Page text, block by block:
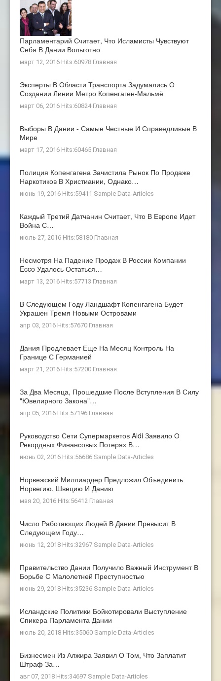
Парламентарий Считает, Что Исламисты Чувствуют
Себя В Дании Вольготно
март 12, 2016 Hits:60978 Главная
Эксперты В Области Транспорта Задумались О
Создании Линии Метро Копенгаген-Мальмё
март 06, 2016 Hits:60824 Главная
Выборы В Дании - Самые Честные И Справедливые В
Мире
март 17, 2016 Hits:60465 Главная
Полиция Копенгагена Зачистила Рынок По Продаже
Наркотиков В Христиании, Однако…
июнь 19, 2016 Hits:59411 Sample Data-Articles
Каждый Третий Датчанин Считает, Что В Европе Идет
Война С…
июль 27, 2016 Hits:58180 Главная
Несмотря На Падение Продаж В России Компании
Ecco Удалось Остаться…
март 13, 2016 Hits:57713 Главная
В Следующем Году Ландшафт Копенгагена Будет
Украшен Тремя Новыми Островами
апр 03, 2016 Hits:57670 Главная
Дания Продлевает Еще На Месяц Контроль На
Границе С Германией
март 21, 2016 Hits:57200 Главная
За Два Месяца, Прошедшие После Вступления В Силу
"ювелирного Закона"…
апр 05, 2016 Hits:57196 Главная
Руководство Сети Супермаркетов Aldi Заявило О
Рекордных Финансовых Потерях В…
июнь 02, 2016 Hits:56686 Sample Data-Articles
Норвежский Миллиардер Предложил Объединить
Норвегию, Швецию И Данию
мая 20, 2016 Hits:56412 Главная
Число Работающих Людей В Дании Превысит В
Следующем Году…
июнь 12, 2018 Hits:32967 Sample Data-Articles
Правительство Дании Получило Важный Инструмент В
Борьбе С Малолетней Преступностью
июнь 29, 2018 Hits:35236 Sample Data-Articles
Исландские Политики Бойкотировали Выступление
Спикера Парламента Дании
июль 20, 2018 Hits:35060 Sample Data-Articles
Бизнесмен Из Алжира Заявил О Том, Что Заплатит
Штраф За…
авг 07, 2018 Hits:34697 Sample Data-Articles